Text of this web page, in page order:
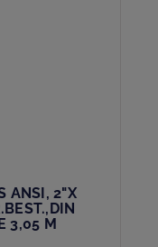
ANSI, 2"X
3,05 M